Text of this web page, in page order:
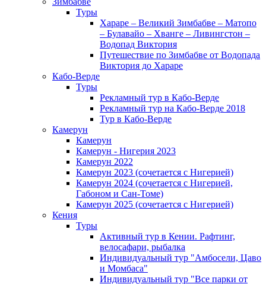
Туры
Хараре – Великий Зимбабве – Матопо
– Булавайо – Хванге – Ливингстон –
Водопад Виктория
Путешествие по Зимбабве от Водопада
Виктория до Хараре
Кабо-Верде
Туры
Рекламный тур в Кабо-Верде
Рекламный тур на Кабо-Верде 2018
Тур в Кабо-Верде
Камерун
Камерун
Камерун - Нигерия 2023
Камерун 2022
Камерун 2023 (сочетается с Нигерией)
Камерун 2024 (сочетается с Нигерией,
Габоном и Сан-Томе)
Камерун 2025 (сочетается с Нигерией)
Кения
Туры
Активный тур в Кении. Рафтинг,
велосафари, рыбалка
Индивидуальный тур "Амбосели, Цаво
и Момбаса"
Индивидуальный тур "Все парки от